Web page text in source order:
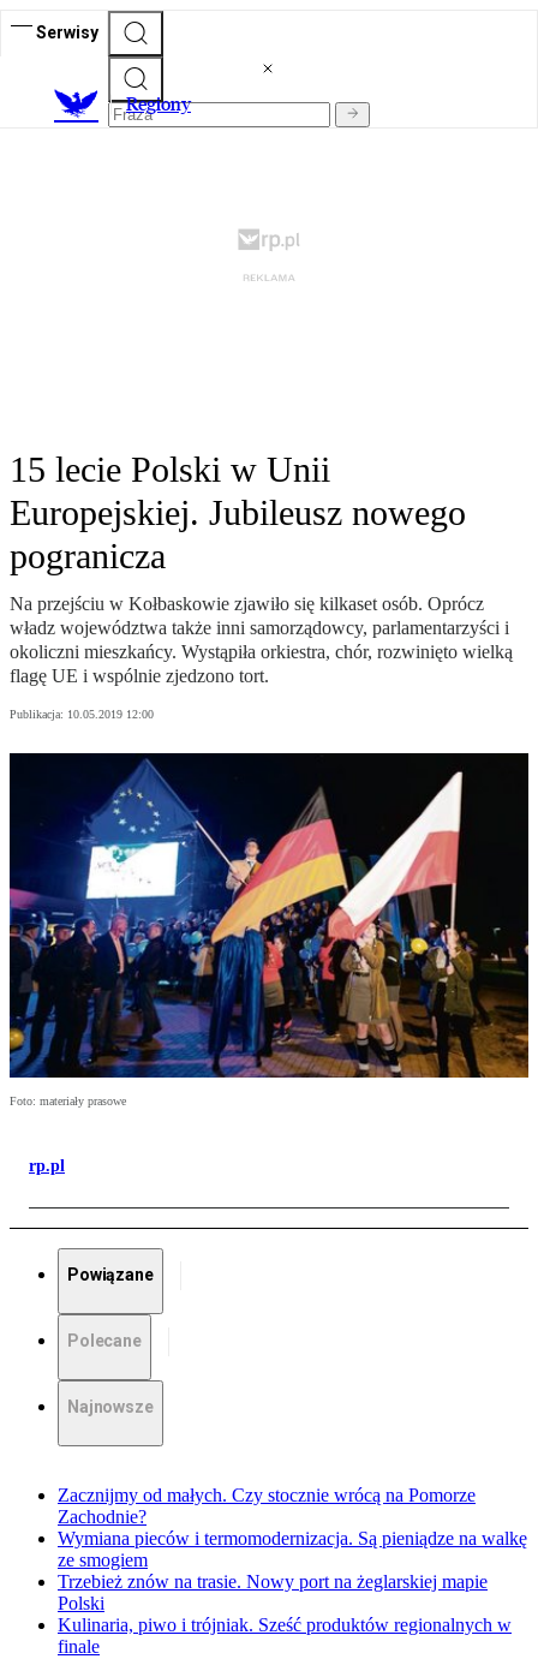
Serwisy
Regiony
15 lecie Polski w Unii
Europejskiej. Jubileusz nowego
pogranicza
Na przejściu w Kołbaskowie zjawiło się kilkaset osób. Oprócz
władz województwa także inni samorządowcy, parlamentarzyści i
okoliczni mieszkańcy. Wystąpiła orkiestra, chór, rozwinięto wielką
flagę UE i wspólnie zjedzono tort.
Publikacja: 10.05.2019 12:00
Foto: materiały prasowe
rp.pl
Powiązane
Polecane
Najnowsze
Zacznijmy od małych. Czy stocznie wrócą na Pomorze
Zachodnie?
Wymiana pieców i termomodernizacja. Są pieniądze na walkę
ze smogiem
Trzebież znów na trasie. Nowy port na żeglarskiej mapie
Polski
Kulinaria, piwo i trójniak. Sześć produktów regionalnych w
finale